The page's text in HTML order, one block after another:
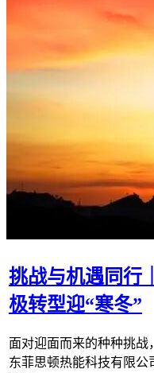
挑战与机遇同行
极转型迎“寒冬”
面对迎面而来的种种挑战
东菲思顿热能科技有限公